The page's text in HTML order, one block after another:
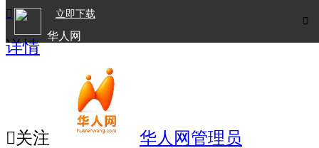

立即下载
华人网

详情
关注 华人网管理员